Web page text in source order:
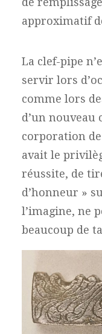
approximatif
La clef-pipe
servir lors
comme lors
d’un nouveau
corporation
avait le
réussite, de
d’honneur »
l’imagine, ne
beaucoup de